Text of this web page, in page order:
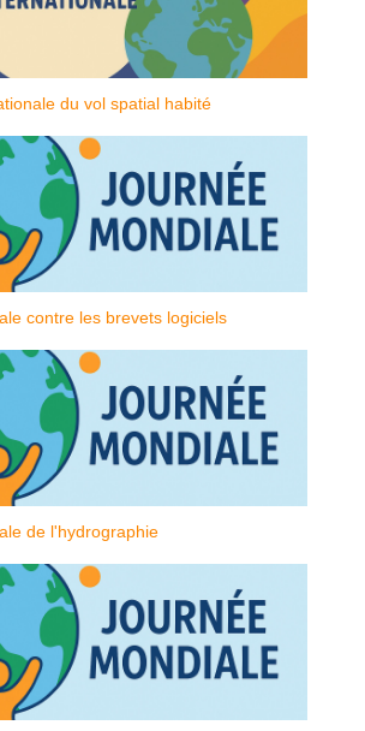
du vol spatial habité
contre les brevets logiciels
de l'hydrographie